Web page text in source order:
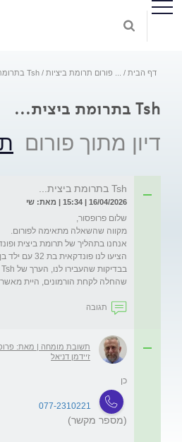
דף הבית פורום תרומת ביציות Tsh בתרומת ביצית...
Tsh בתרומת ביצית...
דיון מתוך פורום
Tsh בתרומת ביצית...
16/04/2026 | 15:34 | מאת: שי
שהחלה לקחת הורמונים, היית
תגובה
תשובת מומחה | מאת:
זיידמן דניאל
כן
077-2310221
(מספר מקשר)